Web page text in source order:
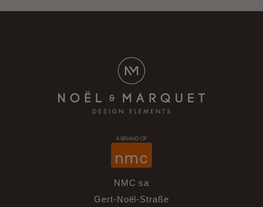
NMC sa
Gert-Noël-Straße